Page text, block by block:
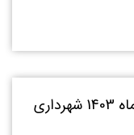
تابلوهای خدمت رسانی 21 تا 31 خردادماه 1403 شهرداری